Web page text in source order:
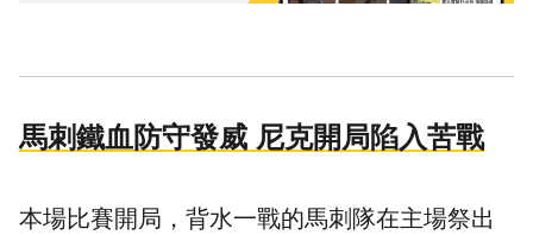
馬刺鐵血防守發威 尼克開局陷入苦戰
本場比賽開局，背水一戰的馬刺隊在主場祭出